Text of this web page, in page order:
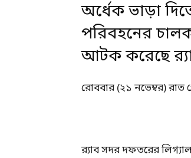
অর্ধেক ভাড়া
পরিবহনের
আটক করেছে
রোববার (২১ নভেম্বর)
র‍্যাব সদর দফতরের